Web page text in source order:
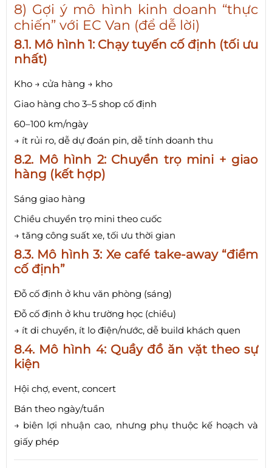
8) Gợi ý mô hình kinh doanh “thực
chiến” với EC Van (để dễ lời)
8.1. Mô hình 1: Chạy tuyến cố định (tối ưu
nhất)
Kho → cửa hàng → kho
Giao hàng cho 3–5 shop cố định
60–100 km/ngày
→ ít rủi ro, dễ dự đoán pin, dễ tính doanh thu
8.2. Mô hình 2: Chuyển trọ mini + giao
hàng (kết hợp)
Sáng giao hàng
Chiều chuyển trọ mini theo cuốc
→ tăng công suất xe, tối ưu thời gian
8.3. Mô hình 3: Xe café take-away “điểm
cố định”
Đỗ cố định ở khu văn phòng (sáng)
Đỗ cố định ở khu trường học (chiều)
→ ít di chuyển, ít lo điện/nước, dễ build khách quen
8.4. Mô hình 4: Quầy đồ ăn vặt theo sự
kiện
Hội chợ, event, concert
Bán theo ngày/tuần
→ biên lợi nhuận cao, nhưng phụ thuộc kế hoạch và
giấy phép